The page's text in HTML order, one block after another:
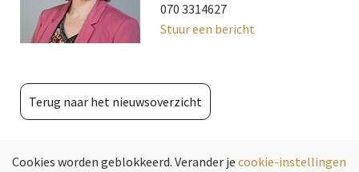
070 3314627
Stuur een bericht
Terug naar het nieuwsoverzicht
Cookies worden geblokkeerd. Verander je cookie-instellingen